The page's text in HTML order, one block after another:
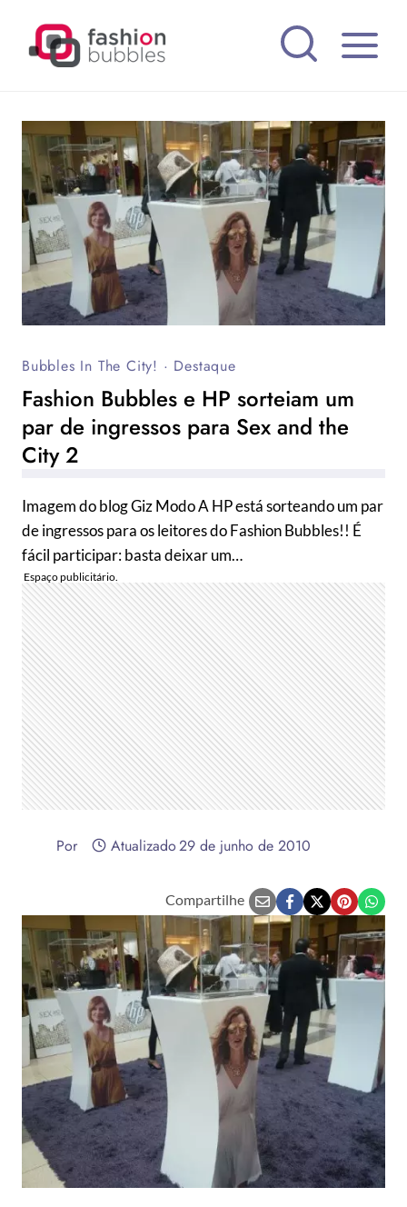
Bubbles In The City! · Destaque
Fashion Bubbles e HP sorteiam um
par de ingressos para Sex and the
City 2
Imagem do blog Giz Modo A HP está sorteando um par
de ingressos para os leitores do Fashion Bubbles!! É
fácil participar: basta deixar um…
Por Atualizado29 de junho de 2010
Compartilhe